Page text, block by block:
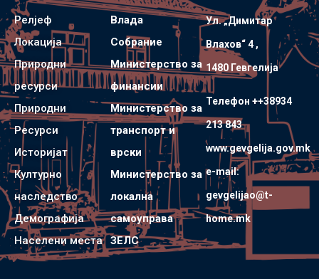
Релјеф
Локација
Природни
ресурси
Природни
Ресурси
Историјат
Културно
наследство
Демографија
Населени места
Влада
Собрание
Министерство за
финансии
Министерство за
транспорт и
врски
Министерство за
локална
самоуправа
ЗЕЛС
Ул. „Димитар
Влахов“ 4 ,
1480 Гевгелијa
Телефон ++38934
213 843
www.gevgelija.gov.mk
e-mail:
gevgelijao@t-
home.mk